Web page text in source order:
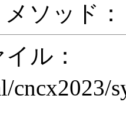
ソッド：
ル：
cncx2023/